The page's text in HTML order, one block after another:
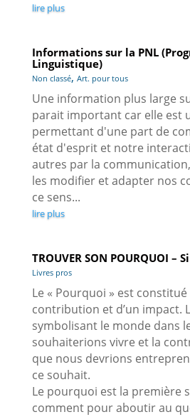
lire plus
Informations sur la PNL
Linguistique)
Non classé, Art. pour tous
Une information plus large
parait important car elle est
permettant d'une part de
état d'esprit et notre
autres par la
les modifier et adapter nos
ce sens...
lire plus
TROUVER SON POURQUOI –
Livres pros
Le « Pourquoi » est constitué
contribution et d’un impact.
symbolisant le monde dans
souhaiterions vivre et la
que nous devrions
ce souhait.
Le pourquoi est la première
comment pour aboutir au